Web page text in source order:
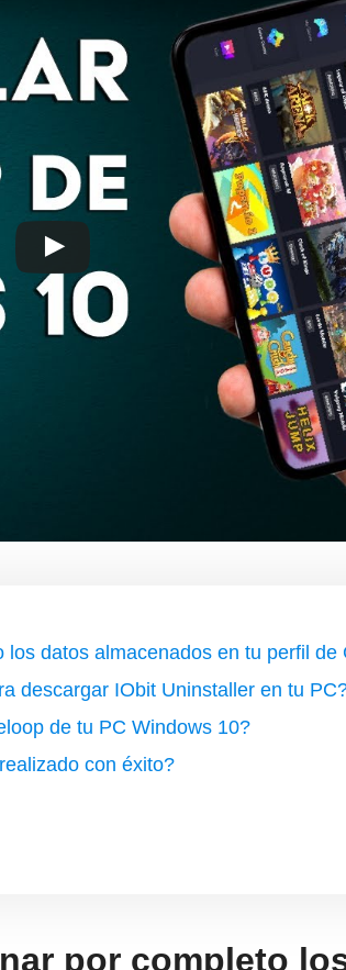
datos almacenados en tu perfil de
descargar IObit Uninstaller en tu
de tu PC Windows 10?
con éxito?
por completo